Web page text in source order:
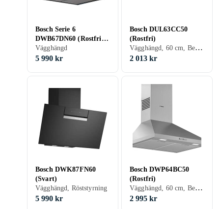
Bosch Serie 6
DWB67DN60 (Rostfritt
stål)
Vägghängd
5 990 kr
Bosch DUL63CC50
(Rostfri)
Vägghängd, 60 cm, Belysning, Utdragbar
2 013 kr
Bosch DWK87FN60
(Svart)
Vägghängd, Röststyrning
5 990 kr
Bosch DWP64BC50
(Rostfri)
Vägghängd, 60 cm, Belysning
2 995 kr